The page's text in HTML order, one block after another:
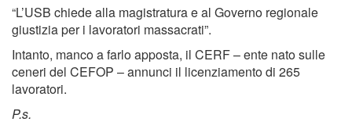
“L’USB chiede alla magistratura e al Governo regionale
giustizia per i lavoratori massacrati”.
Intanto, manco a farlo apposta, il CERF – ente nato sulle
ceneri del CEFOP – annunci il licenziamento di 265
lavoratori.
P.s.